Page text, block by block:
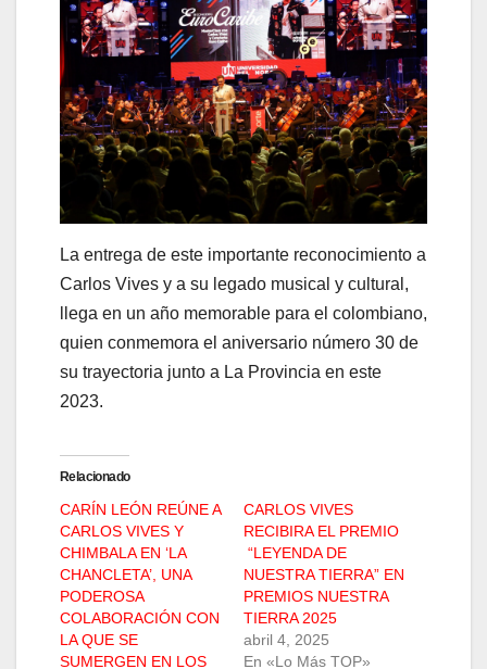
La entrega de este importante reconocimiento a
Carlos Vives y a su legado musical y cultural,
llega en un año memorable para el colombiano,
quien conmemora el aniversario número 30 de
su trayectoria junto a La Provincia en este
2023.
Relacionado
CARÍN LEÓN REÚNE A
CARLOS VIVES Y
CHIMBALA EN ‘LA
CHANCLETA’, UNA
PODEROSA
COLABORACIÓN CON
LA QUE SE
SUMERGEN EN LOS
CARLOS VIVES
RECIBIRA EL PREMIO
“LEYENDA DE
NUESTRA TIERRA” EN
PREMIOS NUESTRA
TIERRA 2025
abril 4, 2025
En «Lo Más TOP»